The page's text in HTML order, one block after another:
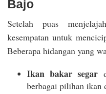
Bajo
Setelah puas
kesempatan untuk
Beberapa hidangan yang
Ikan bakar segar
berbagai pilihan ikan